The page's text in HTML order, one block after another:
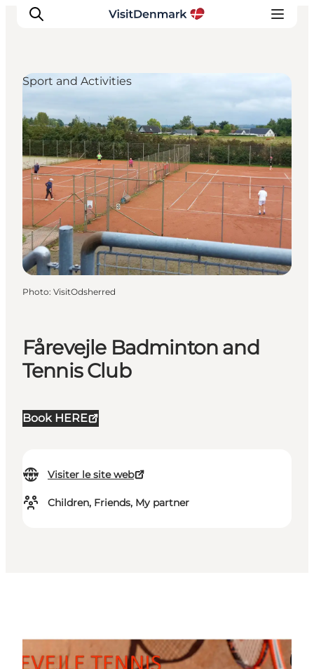
Inspirations
Destinations
Quoi faire
Hébergements
Planifiez votre voyage
Fårevejle Badminton and
Tennis Club
Book HERE
Visiter le site web
Children, Friends, My partner
Sport and Activities
Photo: VisitOdsherred